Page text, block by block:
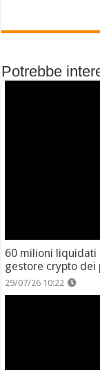
Potrebbe
60 milioni liquidati
gestore crypto dei
29/07/26 10:22